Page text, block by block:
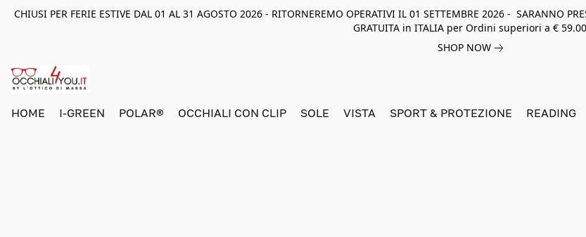
CHIUSI PER FERIE ESTIVE DAL 01 AL 31 AGOSTO 2026 - RITORNEREMO OPERATIVI IL 01 SETTEMBRE 2026 - SARANNO
GRATUITA in ITALIA per Ordini superiori a € 59.00
SHOP NOW
HOME I-GREEN POLAR® OCCHIALI CON CLIP SOLE VISTA SPORT & PROTEZIONE READING